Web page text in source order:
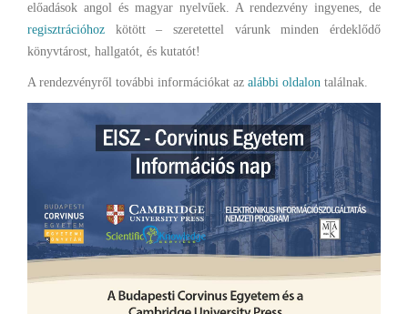
előadások angol és magyar nyelvűek. A rendezvény ingyenes, de
regisztrációhoz kötött – szeretettel várunk minden érdeklődő
könyvtárost, hallgatót, és kutatót!
A rendezvényről további információkat az alábbi oldalon találnak.